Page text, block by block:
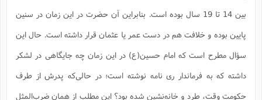
بین 14 تا 19 سال بوده است. بنابراین آن حضرت در این زمان در سنین
پایین بوده و خلافت هم در دست عمر یا عثمان قرار داشته است. حال این
سؤال مطرح است که امام حسین(ع) در این زمان چه جایگاهی در لشکر
داشته که به فرماندار ری نامه نوشته است؛ ‌در حالی‌که پدرش از طرف
حکومت وقت، طرد و خانه‌نشین شده بود؟ این مطلب از همان ضرب‌المثل